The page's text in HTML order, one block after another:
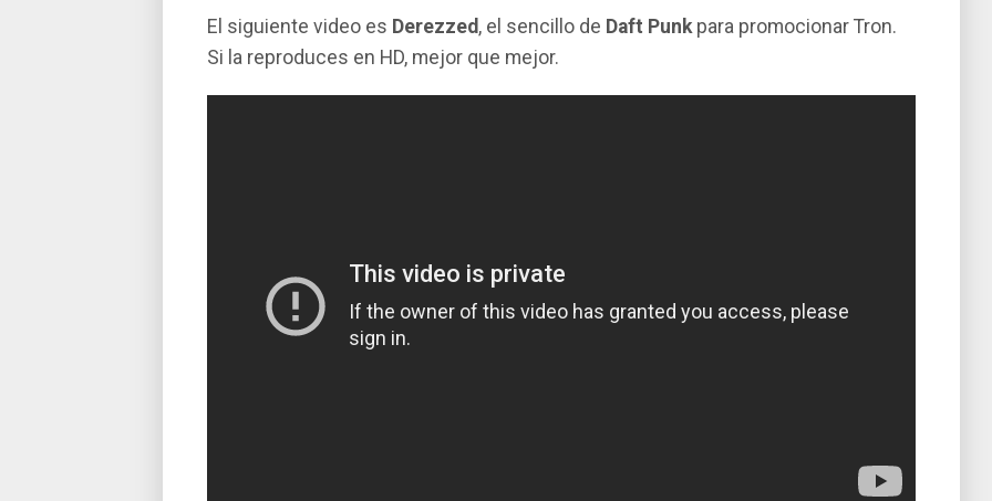
El siguiente video es Derezzed, el sencillo de Daft Punkpara promocionar Tron.
Si la reproduces en HD, mejor que mejor.